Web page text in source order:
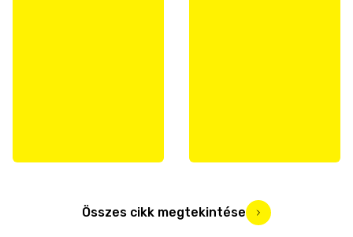
Összes cikk megtekintése